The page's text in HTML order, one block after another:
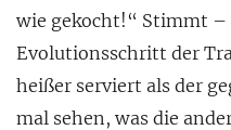
wie gekocht!“ Stimmt –
Evolutionsschritt der
heißer serviert als der
mal sehen, was die